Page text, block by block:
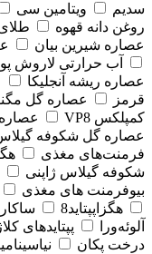
سدیم
ویتامین سی
روغن دانه قهوه
طلای ۲۴
عصاره شیرین بیان
آب حرارتی لاروش
عصاره ریشه آنجلیکا
قرمز
عصاره گل
کمپلکس VP8
عصاره گل شکوفه
فرمنت‌های مغذی
شکوفه گیلاس ژاپنی
بیوفرمنت های مغذی
هگزاپپتاید8
آلوئه‌ورا
پپتایدهای
درخت پکان